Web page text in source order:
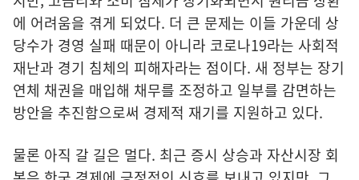
에 어려움을 겪게 되었다. 더 큰 문제는 이들 가운데 상
당수가 경영 실패 때문이 아니라 코로나19라는 사회적
재난과 경기 침체의 피해자라는 점이다. 새 정부는 장기
연체 채권을 매입해 채무를 조정하고 일부를 감면하는
방안을 추진함으로써 경제적 재기를 지원하고 있다.
물론 아직 갈 길은 멀다. 최근 증시 상승과 자산시장 회